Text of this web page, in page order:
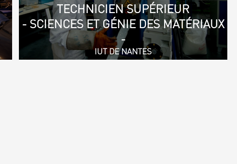
TECHNICIEN SUPÉRIEUR
- SCIENCES ET GÉNIE DES MATÉRIAUX
-
IUT DE NANTES